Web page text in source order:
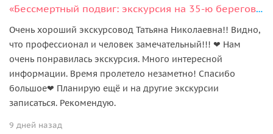
«Бессмертный подвиг: экскурсия на 35-ю береговую батарею»
Очень хороший экскурсовод Татьяна Николаевна!! Видно,
что профессионал и человек замечательный!!! ❤ Нам
очень понравилась экскурсия. Много интересной
информации. Время пролетело незаметно! Спасибо
большое❤ Планирую ещё и на другие экскурсии
записаться. Рекомендую.
9 дней назад